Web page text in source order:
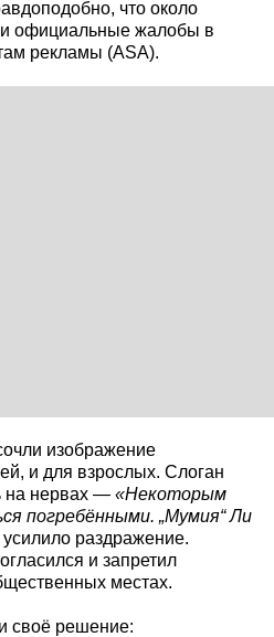
что около
официальные жалобы в
рекламы (ASA).
изображение
и для взрослых. Слоган
на нервах — «Некоторым
погребёнными. „Мумия“ Ли
усилило раздражение.
и запретил
местах.
своё решение: